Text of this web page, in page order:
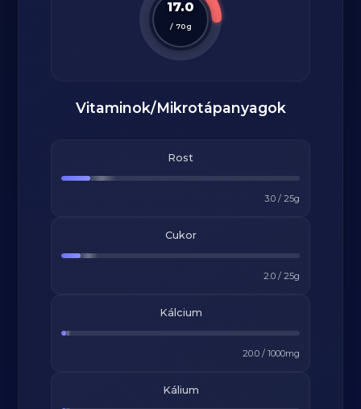
17.0
/ 70g
Vitaminok/Mikrotápanyagok
Rost
3.0/ 25g
Cukor
2.0/ 25g
Kálcium
20.0/ 1000mg
Kálium